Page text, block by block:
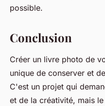
possible.
Conclusion
Créer un livre photo de
unique de conserver et
C'est un projet qui
et de la créativité, mais